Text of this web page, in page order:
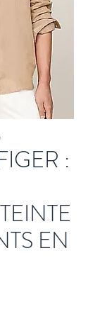
:
EN